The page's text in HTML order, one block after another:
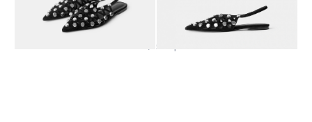
IDOL, 15 990 p.